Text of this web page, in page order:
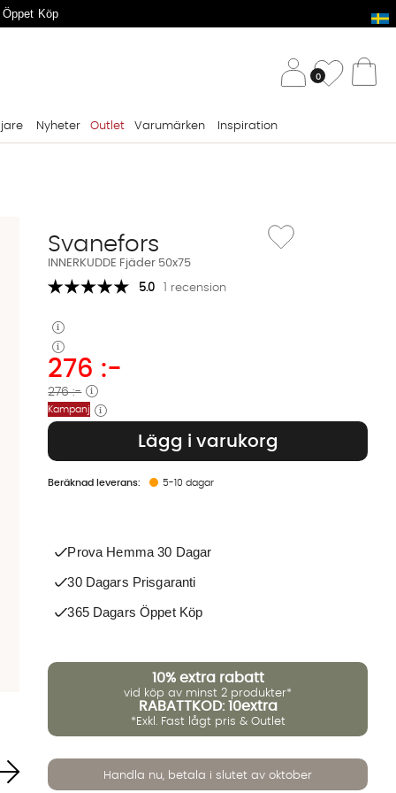
Köp
0
Nyheter Outlet Varumärken Inspiration
INNERKUDDE Fjäder 50x75
Svanefors
Lägg till i önskelista:
5.0 1 recension
276 :-
276 :-
Kampanj
Lägg i varukorg
5-10 dagar
Prova Hemma 30 Dagar
30 Dagars Prisgaranti
365 Dagars Öppet Köp
10% extra rabatt
vid köp av minst 2 produkter*
RABATTKOD: 10extra
*Exkl. Fast lågt pris & Outlet
Handla nu, betala i slutet av oktober